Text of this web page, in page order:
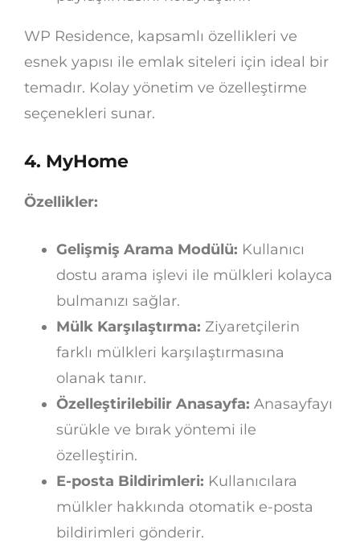
WP Residence, kapsamlı özellikleri ve
esnek yapısı ile emlak siteleri için ideal bir
temadır. Kolay yönetim ve özelleştirme
seçenekleri sunar.
4. MyHome
Özellikler:
Gelişmiş Arama Modülü: Kullanıcı
dostu arama işlevi ile mülkleri kolayca
bulmanızı sağlar.
Mülk Karşılaştırma: Ziyaretçilerin
farklı mülkleri karşılaştırmasına
olanak tanır.
Özelleştirilebilir Anasayfa: Anasayfayı
sürükle ve bırak yöntemi ile
özelleştirin.
E-posta Bildirimleri: Kullanıcılara
mülkler hakkında otomatik e-posta
bildirimleri gönderir.